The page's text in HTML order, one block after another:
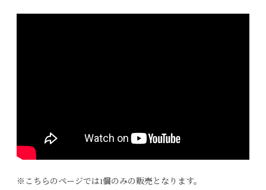
ここにURL
※こちらのページでは1個のみの販売となります。